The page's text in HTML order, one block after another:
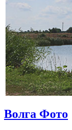
Волга Фото